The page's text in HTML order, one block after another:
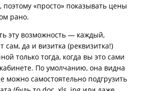
поэтому «просто» показывать цены
рано.
эту возможность — каждый,
сам, да и визитка (реквизитка!)
только тогда, когда вы это сами
По умолчанию, она видна
можно самостоятельно подгрузить